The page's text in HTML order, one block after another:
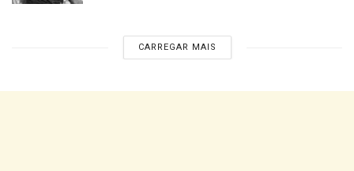
CARREGAR MAIS